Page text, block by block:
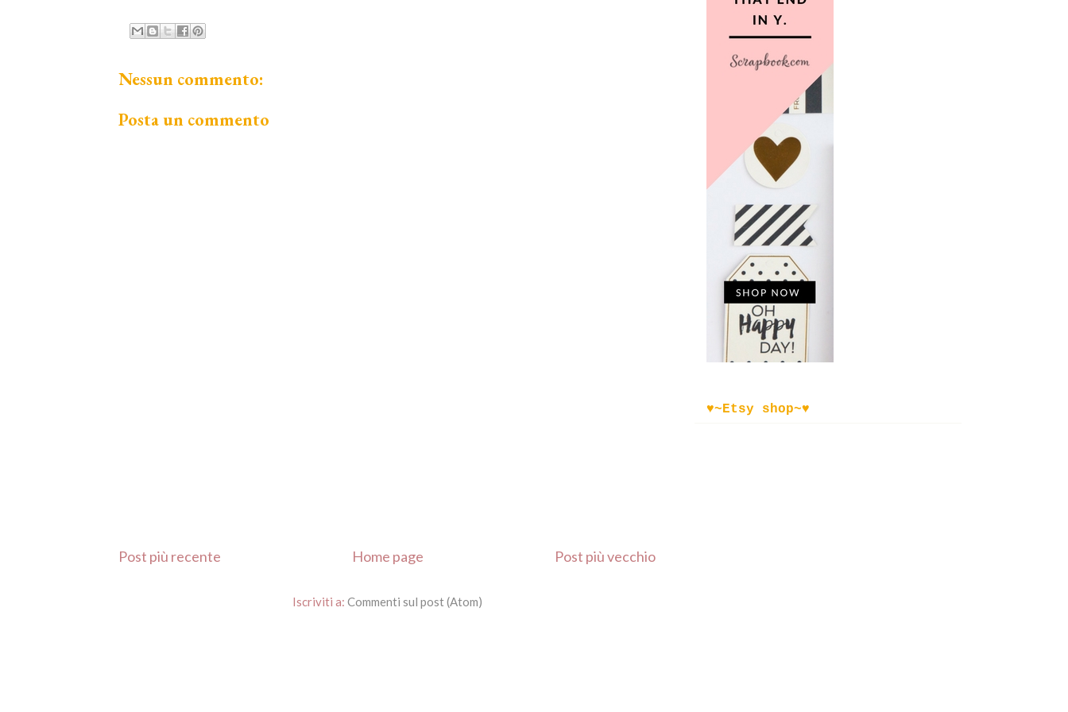
Nessun commento:
Posta un commento
Post più recente Post più vecchio
Home page
Iscriviti a: Commenti sul post (Atom)
♥~Etsy shop~♥